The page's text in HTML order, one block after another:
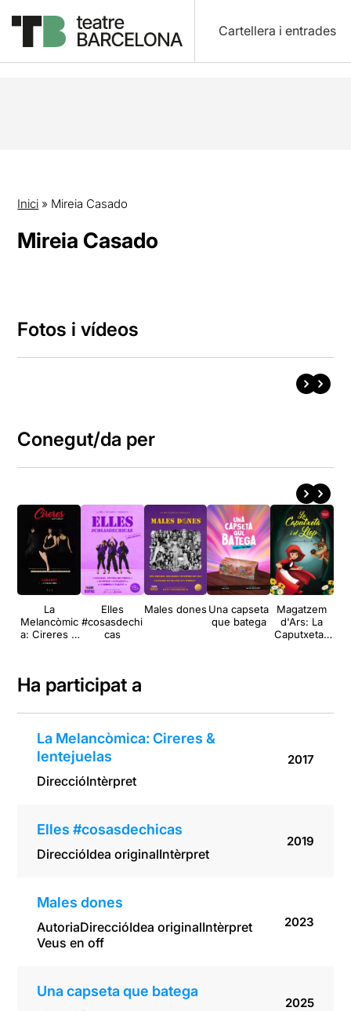
Cartellera i entrades
Inici » Mireia Casado
Mireia Casado
Fotos i vídeos
Conegut/da per
La
Melancòmic
a: Cireres &
Elles
#cosasdechi
cas
Males donesUna capseta
que batega
Magatzem
d'Ars: La
Caputxeta i
Ha participat a
La Melancòmica: Cireres &
lentejuelas
DireccióIntèrpret
2017
Elles #cosasdechicas
DireccióIdea originalIntèrpret
2019
Males dones
AutoriaDireccióIdea originalIntèrpret
Veus en off
2023
Una capseta que batega
2025